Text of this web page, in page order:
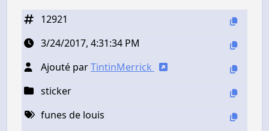
12921
3/24/2017, 4:31:34 PM
Ajouté parTintinMerrick
sticker
funes de louis